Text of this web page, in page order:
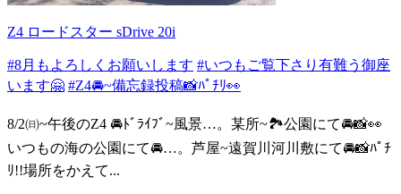
Z4 ロードスター sDrive 20i
#8月もよろしくお願いします #いつもご覧下さり有難う御座
います🤗 #Z4🚘️~備忘録投稿📸ﾊﾟﾁﾘ👀
8/2㈰~午後のZ4 🚘️ﾄﾞﾗｲﾌﾞ~風景…。某所~🏞️公園にて🚘️📸👀
いつもの海の公園にて🚘️…。芦屋~遠賀川河川敷にて🚘️📸ﾊﾟﾁ
ﾘ!!場所をかえて...